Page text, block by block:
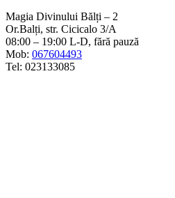
Magia Divinului Bălți – 2
Or.Balți, str. Cicicalo 3/A
08:00 – 19:00 L-D, fără pauză
Mob: 067604493
Tel: 023133085